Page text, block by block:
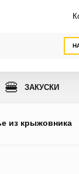
🍔 ЗАКУСКИ
из крыжовника